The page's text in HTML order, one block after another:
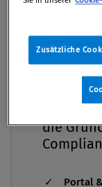
Rund 120
Österreich und
DACH-
Compliance-
Schwerpunkte
die
Portal
Zusätzliche